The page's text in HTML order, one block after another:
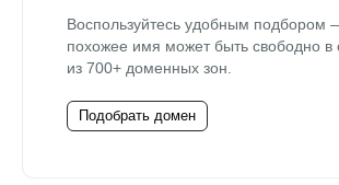
Воспользуйтесь удобным подбором
похожее имя может быть свободно в
из 700+ доменных зон.
Подобрать домен